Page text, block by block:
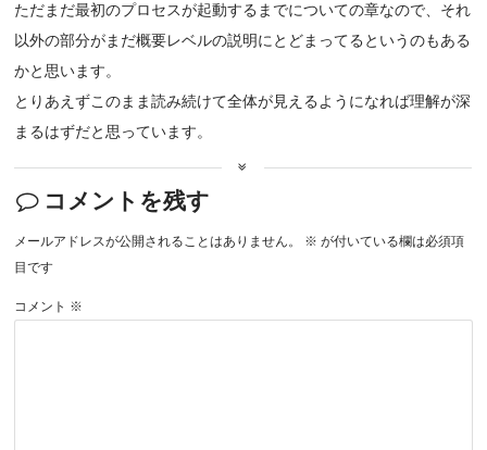
ただまだ最初のプロセスが起動するまでについての章なので、それ
以外の部分がまだ概要レベルの説明にとどまってるというのもある
かと思います。
とりあえずこのまま読み続けて全体が見えるようになれば理解が深
まるはずだと思っています。
コメントを残す
メールアドレスが公開されることはありません。 ※ が付いている欄は必須項
目です
コメント ※